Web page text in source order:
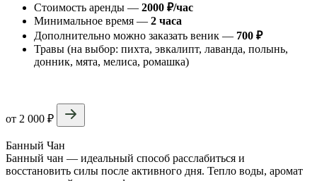
Стоимость аренды — 2000 ₽/час
Минимальное время — 2 часа
Дополнительно можно заказать веник — 700 ₽
Травы (на выбор: пихта, эвкалипт, лаванда, полынь,
донник, мята, мелиса, ромашка)
от 2 000 ₽
Банный Чан
Банный чан — идеальный способ расслабиться и
восстановить силы после активного дня. Тепло воды, аромат